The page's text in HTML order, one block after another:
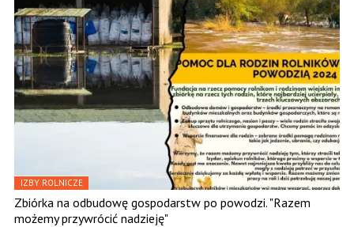
IZBY ROLNICZE
Zbiórka na odbudowę gospodarstw po powodzi. "Razem
możemy przywrócić nadzieję"